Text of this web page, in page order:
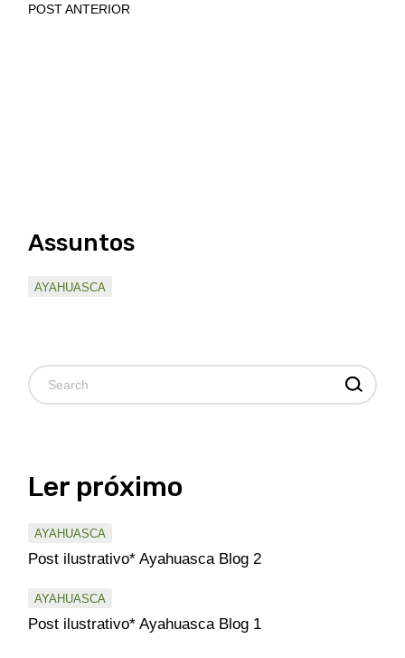
POST ANTERIOR
Assuntos
AYAHUASCA
Ler próximo
AYAHUASCA
Post ilustrativo* Ayahuasca Blog 2
AYAHUASCA
Post ilustrativo* Ayahuasca Blog 1